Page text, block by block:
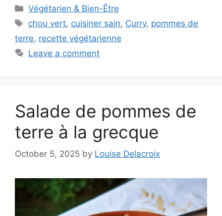
Categories
Végétarien & Bien-Être
Tags
chou vert, cuisiner sain, Curry, pommes de
terre, recette végétarienne
Leave a comment
Salade de pommes de
terre à la grecque
October 5, 2025 by Louise Delacroix